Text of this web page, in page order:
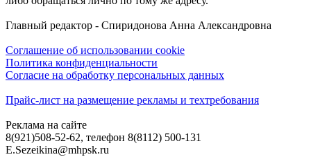
Главный редактор - Спиридонова Анна Александровна
Соглашение об использовании cookie
Политика конфиденциальности
Согласие на обработку персональных данных
Прайс-лист на размещение рекламы и техтребования
Реклама на сайте
8(921)508-52-62, телефон 8(8112) 500-131
E.Sezeikina@mhpsk.ru